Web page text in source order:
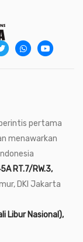
pertama
menawarkan
RT.7/RW.3,
DKI Jakarta
Libur Nasional),